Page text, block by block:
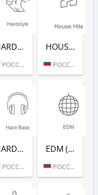
HARDSTYLE (РАДИО РЕКОРД)
РОССИЯ (МОСКВА)
HOUSE HITS (РАДИО РЕКОРД)
РОССИЯ (МОСКВА)
HARD BASS (РАДИО РЕКОРД)
РОССИЯ (МОСКВА)
EDM (РАДИО РЕКОРД)
РОССИЯ (МОСКВА)